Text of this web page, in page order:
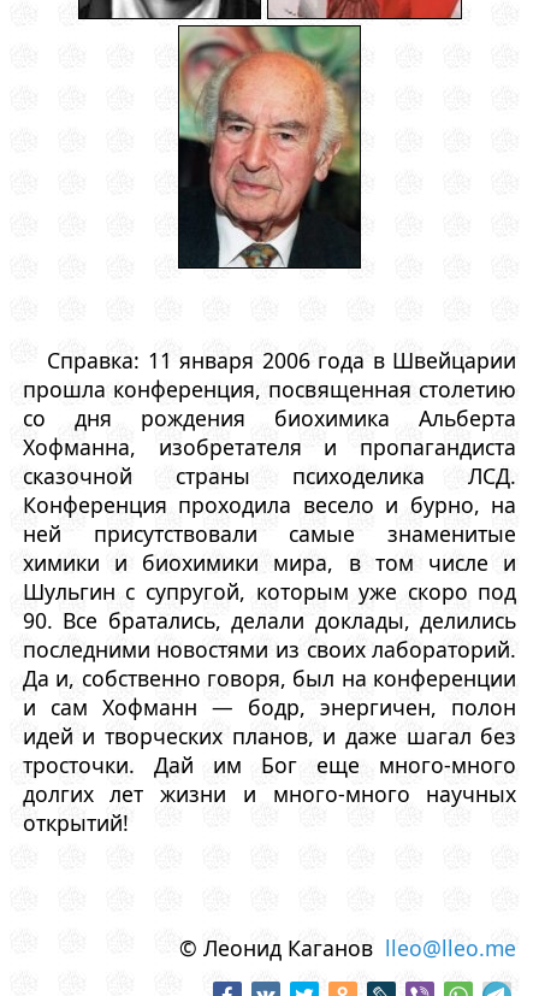
Справка: 11 января 2006 года в Швейцарии
прошла конференция, посвященная столетию
со дня рождения биохимика Альберта
Хофманна, изобретателя и пропагандиста
сказочной страны психоделика ЛСД.
Конференция проходила весело и бурно, на
ней присутствовали самые знаменитые
химики и биохимики мира, в том числе и
Шульгин с супругой, которым уже скоро под
90. Все братались, делали доклады, делились
последними новостями из своих лабораторий.
Да и, собственно говоря, был на конференции
и сам Хофманн — бодр, энергичен, полон
идей и творческих планов, и даже шагал без
тросточки. Дай им Бог еще много-много
долгих лет жизни и много-много научных
открытий!
© Леонид Каганов lleo@lleo.me